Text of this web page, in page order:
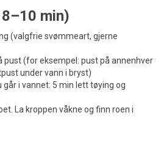
min)
(valgfrie svømmeart, gjerne
pust (for eksempel: pust på annenhver
under vann i bryst)
i vannet: 5 min lett tøying og
La kroppen våkne og finn roen i